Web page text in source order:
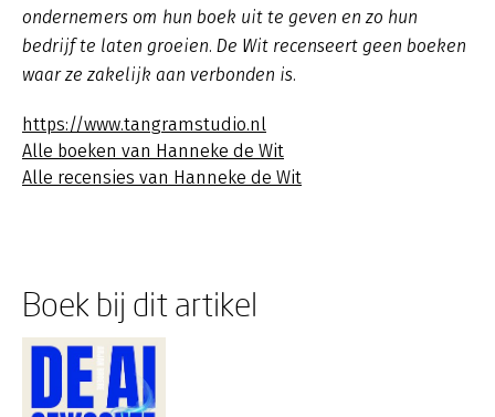
ondernemers om hun boek uit te geven en zo hun
bedrijf te laten groeien. De Wit recenseert geen boeken
waar ze zakelijk aan verbonden is.
https://www.tangramstudio.nl
Alle boeken van Hanneke de Wit
Alle recensies van Hanneke de Wit
Boek bij dit artikel